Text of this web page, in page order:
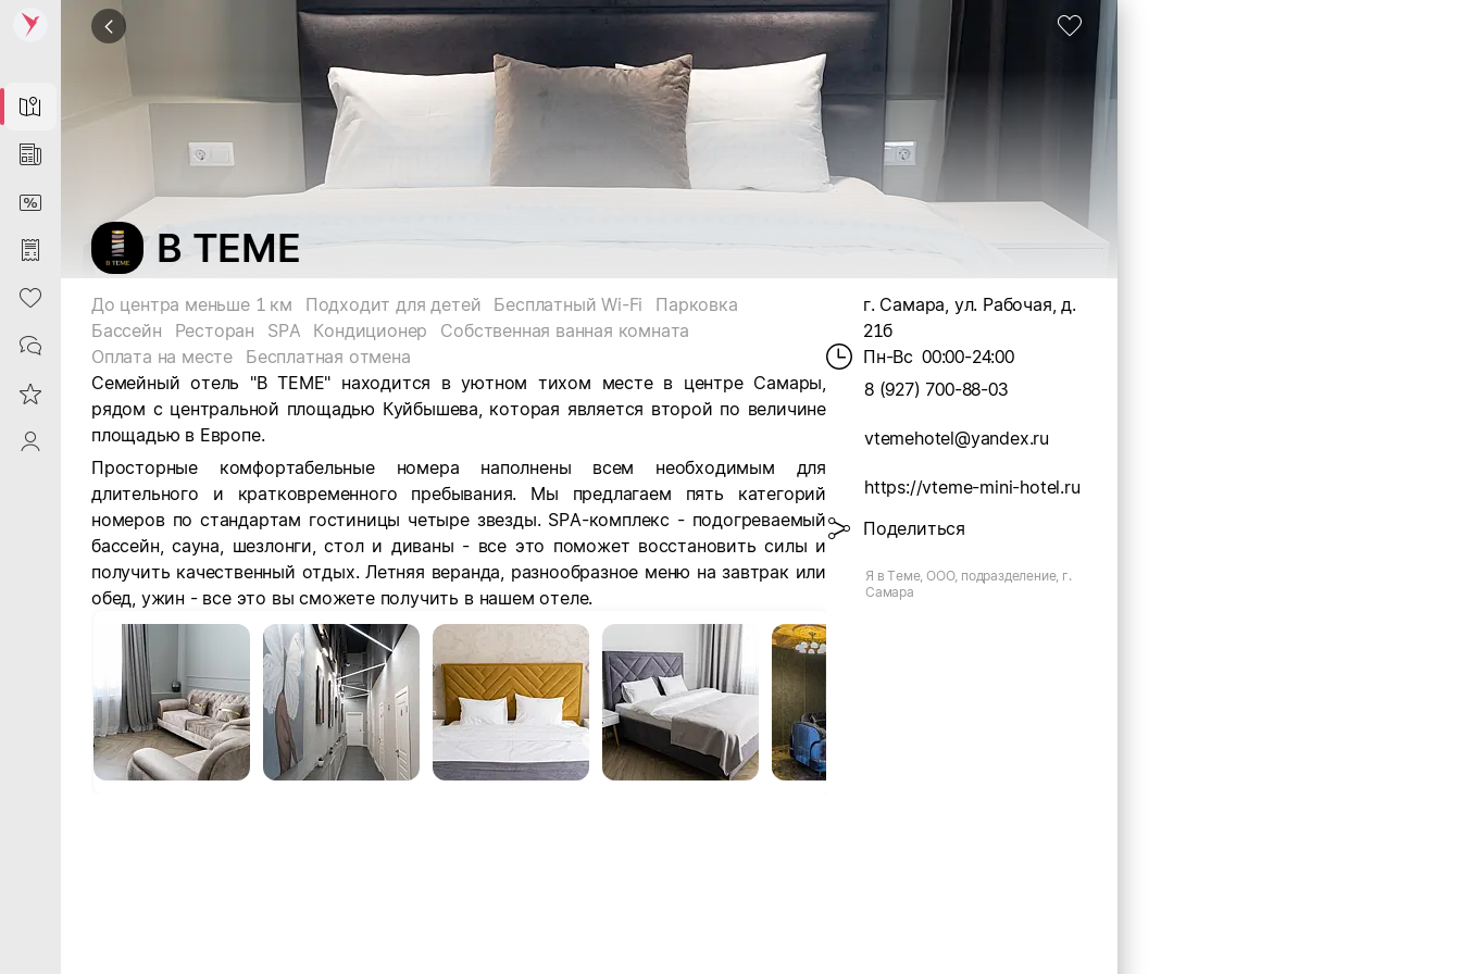
Map
News
DiscountCard
Purchases
Heart
Contacts
Reviews
ProfileSaby
В ТЕМЕ
До центра меньше 1 км Подходит для детей Бесплатный Wi-Fi
Парковка
Бассейн
Ресторан SPA Кондиционер
Собственная ванная комната
Оплата на месте
Бесплатная отмена
Семейный отель "В ТЕМЕ" находится в уютном тихом месте в центре Самары,
рядом с центральной площадью Куйбышева, которая является второй по величине
площадью в Европе.
Просторные комфортабельные номера наполнены всем необходимым для
длительного и кратковременного пребывания. Мы предлагаем пять категорий
номеров по стандартам гостиницы четыре звезды. SPA-комплекс - подогреваемый
бассейн, сауна, шезлонги, стол и диваны - все это поможет восстановить силы и
получить качественный отдых. Летняя веранда, разнообразное меню на завтрак или
обед, ужин - все это вы сможете получить в нашем отеле.
г. Самара, ул. Рабочая, д.
21б
Пн-Вс 00:00-24:00
8 (927) 700-88-03
vtemehotel@yandex.ru
https://vteme-mini-hotel.ru
Поделиться
Я в Теме, ООО, подразделение, г.
Самара